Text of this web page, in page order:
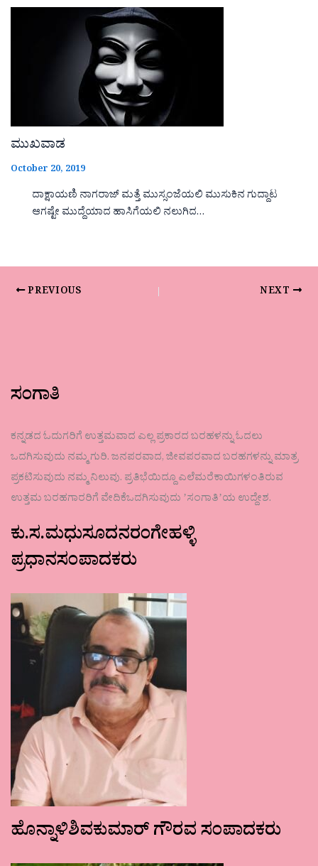
ಮುಖವಾಡ
October 20, 2019
ದಾಕ್ಷಾಯಣಿ ನಾಗರಾಜ್ ಮತ್ತೆ ಮುಸ್ಸಂಜೆಯಲಿ ಮುಸುಕಿನ ಗುದ್ದಾಟ
ಆಗಷ್ಟೇ ಮುದ್ದೆಯಾದ ಹಾಸಿಗೆಯಲಿ ನಲುಗಿದ…
PREVIOUS NEXT
ಸಂಗಾತಿ
ಕನ್ನಡದ ಓದುಗರಿಗೆ ಉತ್ತಮವಾದ ಎಲ್ಲ ಪ್ರಕಾರದ ಬರಹಳನ್ನು ಓದಲು
ಒದಗಿಸುವುದು ನಮ್ಮ ಗುರಿ. ಜನಪರವಾದ, ಜೀವಪರವಾದ ಬರಹಗಳನ್ನು ಮಾತ್ರ
ಪ್ರಕಟಿಸುವುದು ನಮ್ಮ ನಿಲುವು. ಪ್ರತಿಭೆಯಿದ್ದೂ ಎಲೆಮರೆಕಾಯಿಗಳಂತಿರುವ
ಉತ್ತಮ ಬರಹಗಾರರಿಗೆ ವೇದಿಕೆಒದಗಿಸುವುದು ʼಸಂಗಾತಿʼಯ ಉದ್ದೇಶ.
ಕು.ಸ.ಮಧುಸೂದನರಂಗೇಹಳ್ಳಿ
ಪ್ರಧಾನಸಂಪಾದಕರು
ಹೊನ್ನಾಳಿಶಿವಕುಮಾರ್ ಗೌರವ ಸಂಪಾದಕರು